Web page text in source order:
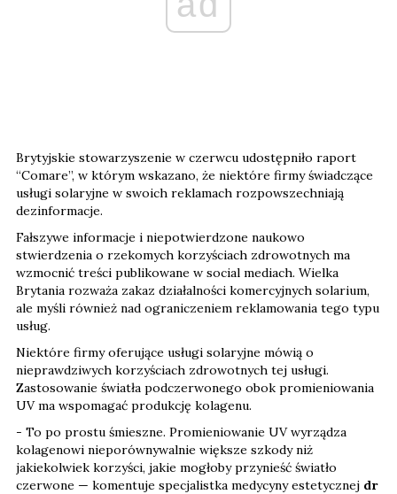
Brytyjskie stowarzyszenie w czerwcu udostępniło raport
“Comare”, w którym wskazano, że niektóre firmy świadczące
usługi solaryjne w swoich reklamach rozpowszechniają
dezinformacje.
Fałszywe informacje i niepotwierdzone naukowo
stwierdzenia o rzekomych korzyściach zdrowotnych ma
wzmocnić treści publikowane w social mediach. Wielka
Brytania rozważa zakaz działalności komercyjnych solarium,
ale myśli również nad ograniczeniem reklamowania tego typu
usług.
Niektóre firmy oferujące usługi solaryjne mówią o
nieprawdziwych korzyściach zdrowotnych tej usługi.
Zastosowanie światła podczerwonego obok promieniowania
UV ma wspomagać produkcję kolagenu.
- To po prostu śmieszne. Promieniowanie UV wyrządza
kolagenowi nieporównywalnie większe szkody niż
jakiekolwiek korzyści, jakie mogłoby przynieść światło
czerwone — komentuje specjalistka medycyny estetycznej dr